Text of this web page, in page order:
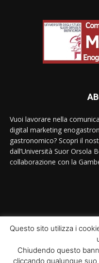
Vuoi lavorare nella
digital marketing
gastronomico? Scopri il
dall’Università Suor Orsola
collaborazione con la
© Newspaper WordPress
Questo sito utilizza i
Chiudendo questo
cliccando qualunque